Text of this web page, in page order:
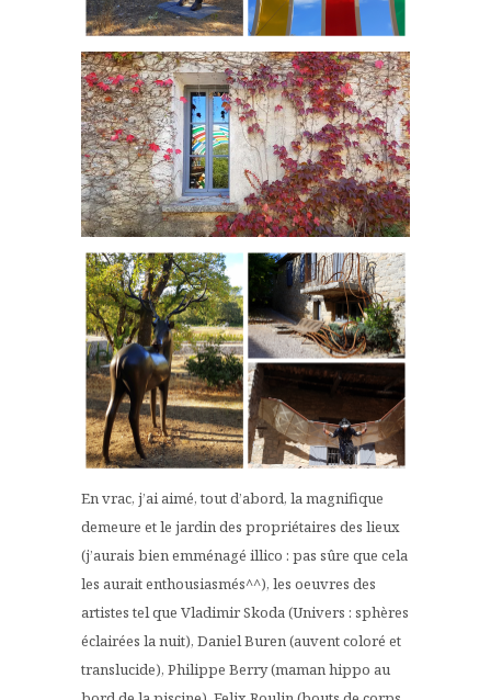
En vrac, j’ai aimé, tout d’abord, la magnifique
demeure et le jardin des propriétaires des lieux
(j’aurais bien emménagé illico : pas sûre que cela
les aurait enthousiasmés^^), les oeuvres des
artistes tel que Vladimir Skoda (Univers : sphères
éclairées la nuit), Daniel Buren (auvent coloré et
translucide), Philippe Berry (maman hippo au